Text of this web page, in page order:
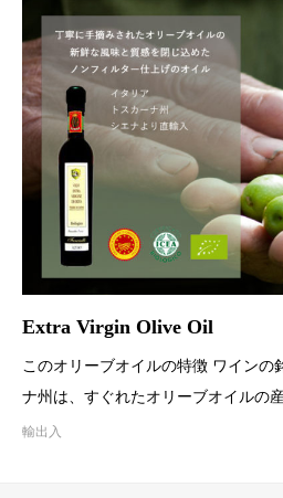
Extra Virgin Olive Oil
このオリーブオイルの特徴 ワインの
ナ州は、すぐれたオリーブオイルの
輸出入